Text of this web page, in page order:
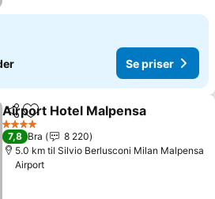
Se priser
Del Legg til i favoritter
Airport Hotel Malpensa
4 Stjerner
7,8 Bra
8 220
5.0 km til Silvio Berlusconi Milan Malpensa
Airport